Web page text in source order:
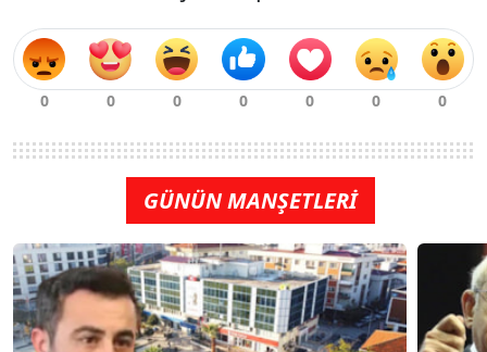
GÜNÜN MANŞETLERİ